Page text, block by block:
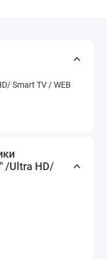
Smart TV / WEB
/Ultra HD/